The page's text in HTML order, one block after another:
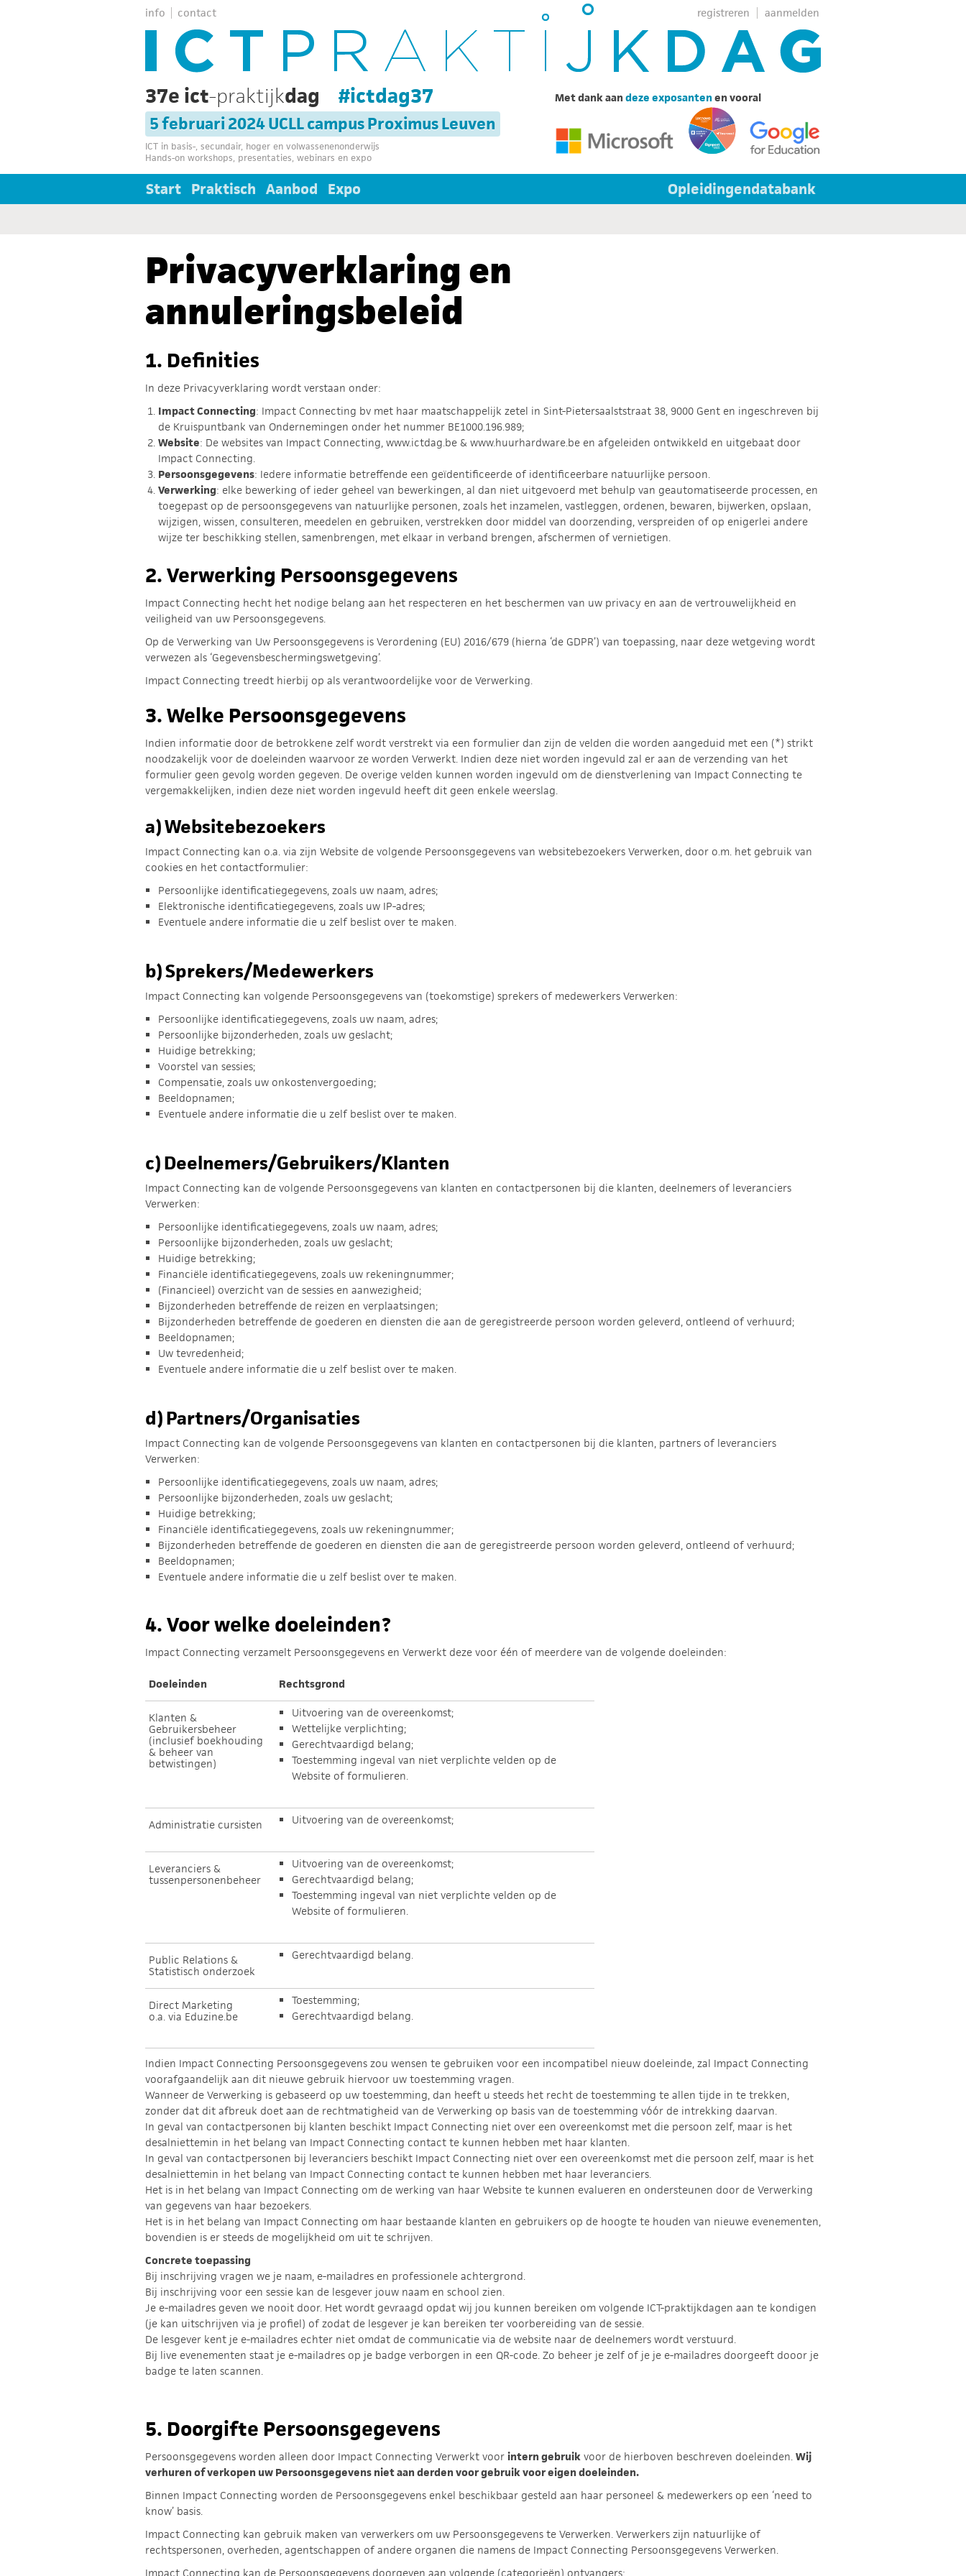
info contact aanmelden
registreren
Met dank aan deze exposantenen vooral
37e ict-praktijkdag #ictdag37
5 februari 2024 UCLL campus Proximus Leuven
ICT in basis-, secundair, hoger en volwassenenonderwijs
Hands-on workshops, presentaties, webinars en expo
Start Praktisch Aanbod Expo Opleidingendatabank
Privacyverklaring en
annuleringsbeleid
1. Definities
In deze Privacyverklaring wordt verstaan onder:
Impact Connecting: Impact Connecting bv met haar maatschappelijk zetel in Sint-Pietersaalststraat 38, 9000 Gent en ingeschreven bij
de Kruispuntbank van Ondernemingen onder het nummer BE1000.196.989;
Website: De websites van Impact Connecting, www.ictdag.be & www.huurhardware.be en afgeleiden ontwikkeld en uitgebaat door
Impact Connecting.
Persoonsgegevens: Iedere informatie betreffende een geïdentificeerde of identificeerbare natuurlijke persoon.
Verwerking: elke bewerking of ieder geheel van bewerkingen, al dan niet uitgevoerd met behulp van geautomatiseerde processen, en
toegepast op de persoonsgegevens van natuurlijke personen, zoals het inzamelen, vastleggen, ordenen, bewaren, bijwerken, opslaan,
wijzigen, wissen, consulteren, meedelen en gebruiken, verstrekken door middel van doorzending, verspreiden of op enigerlei andere
wijze ter beschikking stellen, samenbrengen, met elkaar in verband brengen, afschermen of vernietigen.
2.Verwerking Persoonsgegevens
Impact Connecting hecht het nodige belang aan het respecteren en het beschermen van uw privacy en aan de vertrouwelijkheid en
veiligheid van uw Persoonsgegevens.
Op de Verwerking van Uw Persoonsgegevens is Verordening (EU) 2016/679 (hierna ‘de GDPR’) van toepassing, naar deze wetgeving wordt
verwezen als ‘Gegevensbeschermingswetgeving’.
Impact Connecting treedt hierbij op als verantwoordelijke voor de Verwerking.
3.Welke Persoonsgegevens
Indien informatie door de betrokkene zelf wordt verstrekt via een formulier dan zijn de velden die worden aangeduid met een (*) strikt
noodzakelijk voor de doeleinden waarvoor ze worden Verwerkt. Indien deze niet worden ingevuld zal er aan de verzending van het
formulier geen gevolg worden gegeven. De overige velden kunnen worden ingevuld om de dienstverlening van Impact Connecting te
vergemakkelijken, indien deze niet worden ingevuld heeft dit geen enkele weerslag.
a)Websitebezoekers
Impact Connecting kan o.a. via zijn Website de volgende Persoonsgegevens van websitebezoekers Verwerken, door o.m. het gebruik van
cookies en het contactformulier:
Persoonlijke identificatiegegevens, zoals uw naam, adres;
Elektronische identificatiegegevens, zoals uw IP-adres;
Eventuele andere informatie die u zelf beslist over te maken.
b)Sprekers/Medewerkers
Impact Connecting kan volgende Persoonsgegevens van (toekomstige) sprekers of medewerkers Verwerken:
Persoonlijke identificatiegegevens, zoals uw naam, adres;
Persoonlijke bijzonderheden, zoals uw geslacht;
Huidige betrekking;
Voorstel van sessies;
Compensatie, zoals uw onkostenvergoeding;
Beeldopnamen;
Eventuele andere informatie die u zelf beslist over te maken.
c)Deelnemers/Gebruikers/Klanten
Impact Connecting kan de volgende Persoonsgegevens van klanten en contactpersonen bij die klanten, deelnemers of leveranciers
Verwerken:
Persoonlijke identificatiegegevens, zoals uw naam, adres;
Persoonlijke bijzonderheden, zoals uw geslacht;
Huidige betrekking;
Financiële identificatiegegevens, zoals uw rekeningnummer;
(Financieel) overzicht van de sessies en aanwezigheid;
Bijzonderheden betreffende de reizen en verplaatsingen;
Bijzonderheden betreffende de goederen en diensten die aan de geregistreerde persoon worden geleverd, ontleend of verhuurd;
Beeldopnamen;
Uw tevredenheid;
Eventuele andere informatie die u zelf beslist over te maken.
d)Partners/Organisaties
Impact Connecting kan de volgende Persoonsgegevens van klanten en contactpersonen bij die klanten, partners of leveranciers
Verwerken:
Persoonlijke identificatiegegevens, zoals uw naam, adres;
Persoonlijke bijzonderheden, zoals uw geslacht;
Huidige betrekking;
Financiële identificatiegegevens, zoals uw rekeningnummer;
Bijzonderheden betreffende de goederen en diensten die aan de geregistreerde persoon worden geleverd, ontleend of verhuurd;
Beeldopnamen;
Eventuele andere informatie die u zelf beslist over te maken.
4.Voor welke doeleinden?
Impact Connecting verzamelt Persoonsgegevens en Verwerkt deze voor één of meerdere van de volgende doeleinden:
Doeleinden Rechtsgrond
Klanten &
Gebruikersbeheer
(inclusief boekhouding
& beheer van
betwistingen)
Uitvoering van de overeenkomst;
Wettelijke verplichting;
Gerechtvaardigd belang;
Toestemming ingeval van niet verplichte velden op de
Website of formulieren.
Administratie cursisten Uitvoering van de overeenkomst;
Leveranciers &
tussenpersonenbeheer
Uitvoering van de overeenkomst;
Gerechtvaardigd belang;
Toestemming ingeval van niet verplichte velden op de
Website of formulieren.
Public Relations &
Statistisch onderzoek
Gerechtvaardigd belang.
Direct Marketing
o.a. via Eduzine.be
Toestemming;
Gerechtvaardigd belang.
Indien Impact Connecting Persoonsgegevens zou wensen te gebruiken voor een incompatibel nieuw doeleinde, zal Impact Connecting
voorafgaandelijk aan dit nieuwe gebruik hiervoor uw toestemming vragen.
Wanneer de Verwerking is gebaseerd op uw toestemming, dan heeft u steeds het recht de toestemming te allen tijde in te trekken,
zonder dat dit afbreuk doet aan de rechtmatigheid van de Verwerking op basis van de toestemming vóór de intrekking daarvan.
In geval van contactpersonen bij klanten beschikt Impact Connecting niet over een overeenkomst met die persoon zelf, maar is het
desalniettemin in het belang van Impact Connecting contact te kunnen hebben met haar klanten.
In geval van contactpersonen bij leveranciers beschikt Impact Connecting niet over een overeenkomst met die persoon zelf, maar is het
desalniettemin in het belang van Impact Connecting contact te kunnen hebben met haar leveranciers.
Het is in het belang van Impact Connecting om de werking van haar Website te kunnen evalueren en ondersteunen door de Verwerking
van gegevens van haar bezoekers.
Het is in het belang van Impact Connecting om haar bestaande klanten en gebruikers op de hoogte te houden van nieuwe evenementen,
bovendien is er steeds de mogelijkheid om uit te schrijven.
Concrete toepassing
Bij inschrijving vragen we je naam, e-mailadres en professionele achtergrond.
Bij inschrijving voor een sessie kan de lesgever jouw naam en school zien.
Je e-mailadres geven we nooit door. Het wordt gevraagd opdat wij jou kunnen bereiken om volgende ICT-praktijkdagen aan te kondigen
(je kan uitschrijven via je profiel) of zodat de lesgever je kan bereiken ter voorbereiding van de sessie.
De lesgever kent je e-mailadres echter niet omdat de communicatie via de website naar de deelnemers wordt verstuurd.
Bij live evenementen staat je e-mailadres op je badge verborgen in een QR-code. Zo beheer je zelf of je je e-mailadres doorgeeft dooor je
badge te laten scannen.
5. Doorgifte Persoonsgegevens
Persoonsgegevens worden alleen door Impact Connecting Verwerkt voor intern gebruik voor de hierboven beschreven doeleinden. Wij
verhuren of verkopen uw Persoonsgegevens niet aan derden voor gebruik voor eigen doeleinden.
Binnen Impact Connecting worden de Persoonsgegevens enkel beschikbaar gesteld aan haar personeel & medewerkers op een ‘need to
know’ basis.
Impact Connecting kan gebruik maken van verwerkers om uw Persoonsgegevens te Verwerken. Verwerkers zijn natuurlijke of
rechtspersonen, overheden, agentschappen of andere organen die namens de Impact Connecting Persoonsgegevens Verwerken.
Impact Connecting kan de Persoonsgegevens doorgeven aan volgende (categorieën) ontvangers: